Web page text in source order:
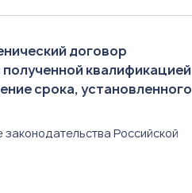
договор
квалификацией
срока, установленного
Российской